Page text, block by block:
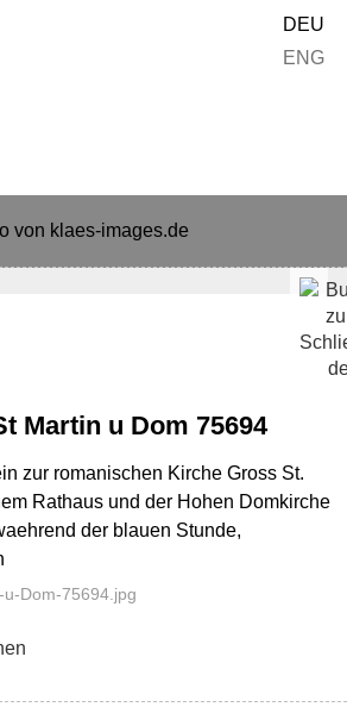
DEU
ENG
Martin u Dom 75694
zur romanischen Kirche Gross St.
Rathaus und der Hohen Domkirche
der blauen Stunde,
Dom-75694.jpg